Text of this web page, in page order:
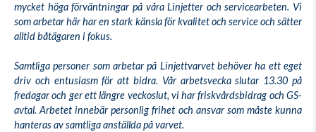
mycket höga förväntningar på våra Linjetter och servicearbeten. Vi
som arbetar här har en stark känsla för kvalitet och service och sätter
alltid båtägaren i fokus.
Samtliga personer som arbetar på Linjettvarvet behöver ha ett eget
driv och entusiasm för att bidra. Vår arbetsvecka slutar 13.30 på
fredagar och ger ett längre veckoslut, vi har friskvårdsbidrag och GS-
avtal. Arbetet innebär personlig frihet och ansvar som måste kunna
hanteras av samtliga anställda på varvet.